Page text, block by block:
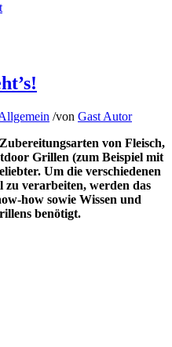
/von Gast Autor
von Fleisch,
Grillen (zum Beispiel mit
Um die verschiedenen
verarbeiten, werden das
how sowie Wissen und
benötigt.